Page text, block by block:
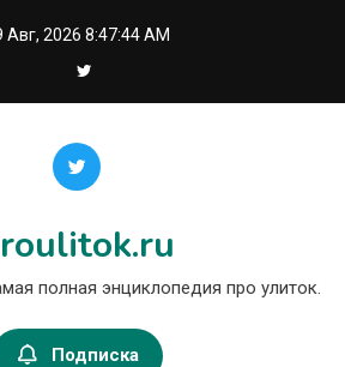
Авг, 2026 8:47:45 AM
полная энциклопедия про улиток.
Подписка